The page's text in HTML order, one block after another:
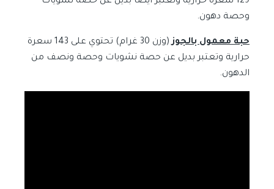
وحصة دهون.
حبة معمول بالجوز
(وزن 30 غرام) تحتوي على 143 سعرة
حرارية وتعتبر بديل عن حصة نشويات وحصة ونصف من
الدهون.